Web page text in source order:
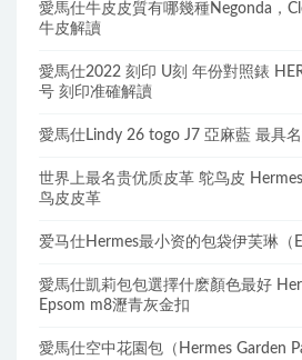
愛馬仕牛皮皮質有哪幾種Negonda，
牛皮解讀
愛馬仕2022 刻印 U刻 年份對照錶
号 刻印准確解讀
愛馬仕Lindy 26 togo J7 亞麻藍 最具
世界上最名贵优质皮革 鸵鸟皮
鸟皮皮革
爱马仕Hermes最小资的包袋伊芙琳（
愛馬仕凱莉包包選擇什麽顏色最好
Epsom m8瀝青灰金扣
愛馬仕空中花園包（Hermes Garden